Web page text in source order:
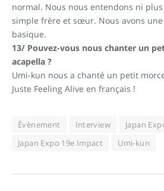
normal. Nous nous entendons ni
simple frère et sœur. Nous avons
basique.
13/ Pouvez-vous nous chanter un
acapella ?
Umi-kun nous a chanté un petit
Juste Feeling Alive en français !
Évènement Interview
Japan
Japan Expo 19e Impact
Umi-kun